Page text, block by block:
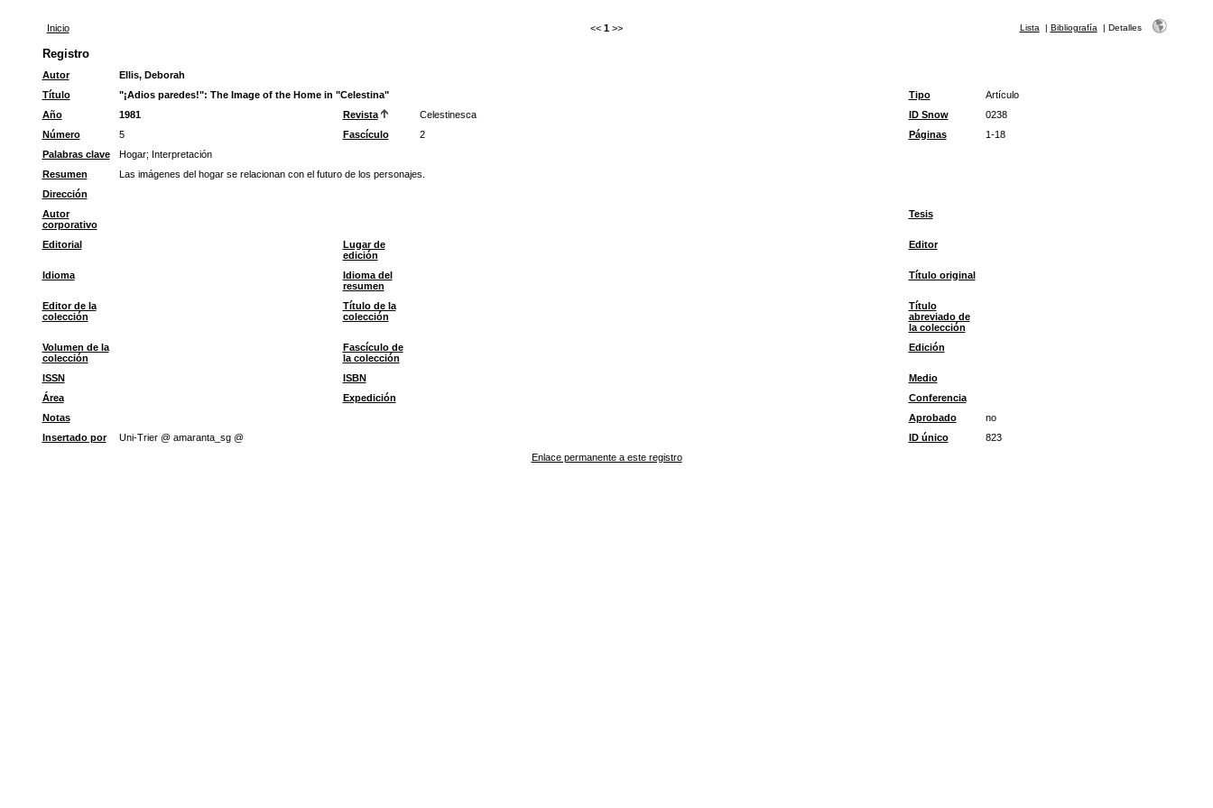
Inicio << 1 >> Lista | Bibliografía | Detalles
Registro
Autor
Ellis, Deborah
Título
"¡Adios paredes!": The Image of the Home in "Celestina" Tipo
Artículo
Año
1981 Revista Celestinesca ID Snow
0238
Número
5 Fascículo 2 Páginas
1-18
Palabras clave
Hogar; Interpretación
Resumen
Las imágenes del hogar se relacionan con el futuro de los personajes.
Dirección
Autor
corporativo
Tesis
Editorial
Lugar de
edición
Editor
Idioma
Idioma del
resumen
Título original
Editor de la
colección
Título de la
colección
Título
abreviado de
la colección
Volumen de la
colección
Fascículo de
la colección
Edición
ISSN ISBN
Medio
Área
Expedición
Conferencia
Notas
Aprobado
no
Insertado por
Uni-Trier @ amaranta_sg @ ID único
823
Enlace permanente a este registro